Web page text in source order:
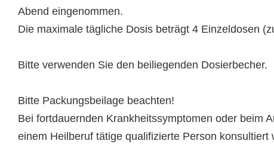
Abend eingenommen.
Die maximale tägliche Dosis beträgt 4 Einzeldosen
Bitte verwenden Sie den beiliegenden Dosierbecher.
Bitte Packungsbeilage beachten!
Bei fortdauernden Krankheitssymptomen oder beim
einem Heilberuf tätige qualifizierte Person konsultiert